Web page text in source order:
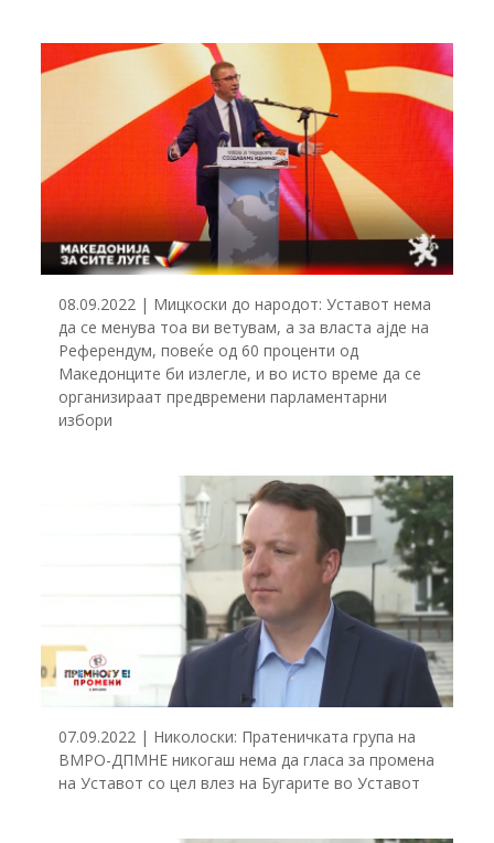
08.09.2022 | Мицкоски до народот: Уставот нема
да се менува тоа ви ветувам, а за власта ајде на
Референдум, повеќе од 60 проценти од
Македонците би излегле, и во исто време да се
организираат предвремени парламентарни
избори
07.09.2022 | Николоски: Пратеничката група на
ВМРО-ДПМНЕ никогаш нема да гласа за промена
на Уставот со цел влез на Бугарите во Уставот